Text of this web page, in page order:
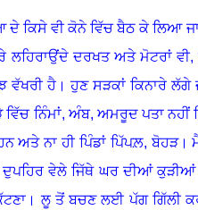
ਦੇ ਕਿਸੇ ਵੀ ਕੋਨੇ ਵਿੱਚ ਬੈਠ ਕੇ ਲਿਆ
ਲਹਿਰਾਉਂਦੇ ਦਰਖਤ ਅਤੇ ਮੋਟਰਾਂ ਵੀ,
ਵੱਖਰੀ ਹੈ ।ਹੁਣ ਸੜਕਾਂ ਕਿਨਾਰੇ ਲੱਗੇ
ਨਿੰਮਾਂ, ਅੰਬ, ਅਮਰੂਦ ਪਤਾ ਨਹੀਂ
ਅਤੇ ਨਾ ਹੀ ਪਿੰਡਾਂ ਪਿੱਪਲ਼,
ਦੁਪਹਿਰ ਵੇਲੇ ਜਿੱਥੇ ਘਰ ਦੀਆਂ
।ਲੂ ਤੋਂ ਬਚਣ ਲਈ ਪੱਗ ਗਿੱਲੀ